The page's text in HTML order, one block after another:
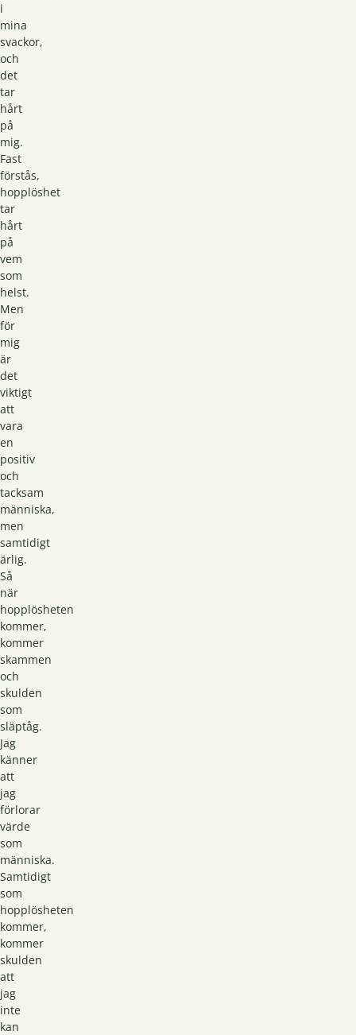
i
mina
svackor,
och
det
tar
hårt
på
mig.
Fast
förstås,
hopplöshet
tar
hårt
på
vem
som
helst.
Men
för
mig
är
det
viktigt
att
vara
en
positiv
och
tacksam
människa,
men
samtidigt
ärlig.
Så
när
hopplösheten
kommer,
kommer
skammen
och
skulden
som
släptåg.
Jag
känner
att
jag
förlorar
värde
som
människa.
Samtidigt
som
hopplösheten
kommer,
kommer
skulden
att
jag
inte
kan